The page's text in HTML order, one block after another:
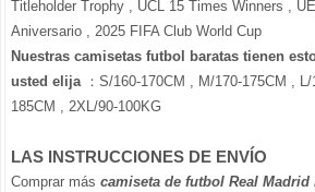
Titleholder Trophy , UCL 15 Times Winners ,
Aniversario , 2025 FIFA Club World Cup
Nuestras camisetas futbol baratas tienen
usted elija：S/160-170CM , M/170-175CM , L/
185CM , 2XL/90-100KG
LAS INSTRUCCIONES DE ENVÍO
Comprar más camiseta de futbol Real Madrid